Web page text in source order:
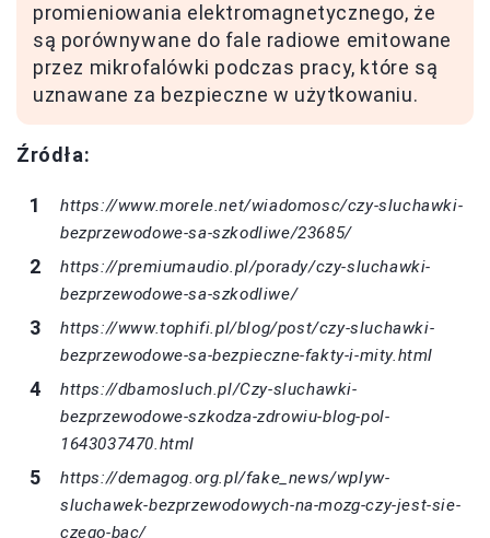
promieniowania elektromagnetycznego, że
są porównywane do fale radiowe emitowane
przez mikrofalówki podczas pracy, które są
uznawane za bezpieczne w użytkowaniu.
Źródła:
https://www.morele.net/wiadomosc/czy-sluchawki-
bezprzewodowe-sa-szkodliwe/23685/
https://premiumaudio.pl/porady/czy-sluchawki-
bezprzewodowe-sa-szkodliwe/
https://www.tophifi.pl/blog/post/czy-sluchawki-
bezprzewodowe-sa-bezpieczne-fakty-i-mity.html
https://dbamosluch.pl/Czy-sluchawki-
bezprzewodowe-szkodza-zdrowiu-blog-pol-
1643037470.html
https://demagog.org.pl/fake_news/wplyw-
sluchawek-bezprzewodowych-na-mozg-czy-jest-sie-
czego-bac/